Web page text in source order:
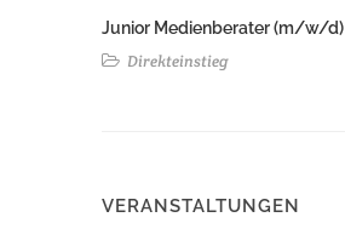
Junior Medienberater (m/w/d)
Direkteinstieg
VERANSTALTUNGEN